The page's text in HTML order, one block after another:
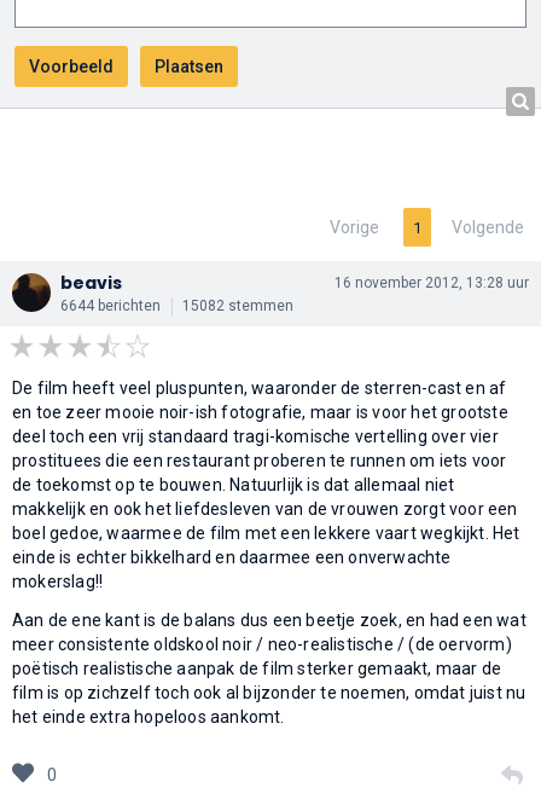
Vorige 1 Volgende
beavis
6644 berichten 15082 stemmen
16 november 2012, 13:28 uur
De film heeft veel pluspunten, waaronder de sterren-cast en af
en toe zeer mooie noir-ish fotografie, maar is voor het grootste
deel toch een vrij standaard tragi-komische vertelling over vier
prostituees die een restaurant proberen te runnen om iets voor
de toekomst op te bouwen. Natuurlijk is dat allemaal niet
makkelijk en ook het liefdesleven van de vrouwen zorgt voor een
boel gedoe, waarmee de film met een lekkere vaart wegkijkt. Het
einde is echter bikkelhard en daarmee een onverwachte
mokerslag!!
Aan de ene kant is de balans dus een beetje zoek, en had een wat
meer consistente oldskool noir / neo-realistische / (de oervorm)
poëtisch realistische aanpak de film sterker gemaakt, maar de
film is op zichzelf toch ook al bijzonder te noemen, omdat juist nu
het einde extra hopeloos aankomt.
0